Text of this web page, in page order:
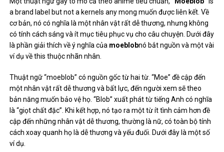
a brand label but not a kernels any mong muốn được liên kết. Về
cơ bản, nó có nghĩa là một nhân vật rất dễ thương, nhưng không
có tính cách sáng và ít mục tiêu phục vụ cho câu chuyện. Dưới đây
là phần giải thích về ý nghĩa của moeblobnó bắt nguồn và một vài
ví dụ về this thuộc nhãn nhân.
Thuật ngữ “moeblob” có nguồn gốc từ hai từ. “Moe” đề cập đến
một nhân vật rất dễ thương và bất lực, đến người xem sẽ theo
bản năng muốn bảo vệ họ. “Blob” xuất phát từ tiếng Anh có nghĩa
là “giọt chất đặc”. Khi kết hợp, nó tạo ra một từ ít tình cảm hơn đề
cập đến những nhân vật dễ thương, thường là nữ, có toàn bộ tính
cách xoay quanh họ là dễ thương và yếu đuối. Dưới đây là một số
ví dụ.